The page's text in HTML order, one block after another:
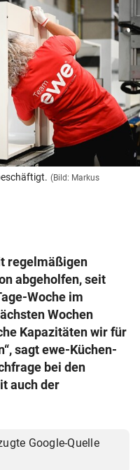
2026
(Bild: Markus
regelmäßigen
abgeholfen, seit
Woche im
Wochen
Kapazitäten wir für
sagt ewe-Küchen-
bei den
auch der
Google-Quelle